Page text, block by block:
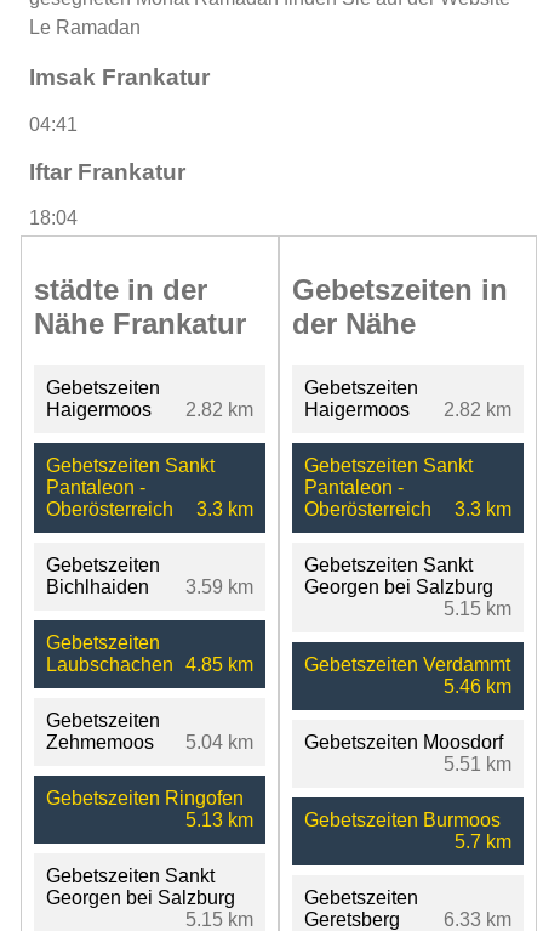
Le Ramadan
Imsak Frankatur
04:41
Iftar Frankatur
18:04
städte in der
Nähe Frankatur
Gebetszeiten
Haigermoos
2.82 km
Gebetszeiten Sankt
Pantaleon -
Oberösterreich
3.3 km
Gebetszeiten
Bichlhaiden
3.59 km
Gebetszeiten
Laubschachen
4.85 km
Gebetszeiten
Zehmemoos
5.04 km
Gebetszeiten Ringofen
5.13 km
Gebetszeiten Sankt
Georgen bei Salzburg
5.15 km
Gebetszeiten in
der Nähe
Gebetszeiten
Haigermoos
2.82 km
Gebetszeiten Sankt
Pantaleon -
Oberösterreich
3.3 km
Gebetszeiten Sankt
Georgen bei Salzburg
5.15 km
Gebetszeiten Verdammt
5.46 km
Gebetszeiten Moosdorf
5.51 km
Gebetszeiten Burmoos
5.7 km
Gebetszeiten
Geretsberg
6.33 km